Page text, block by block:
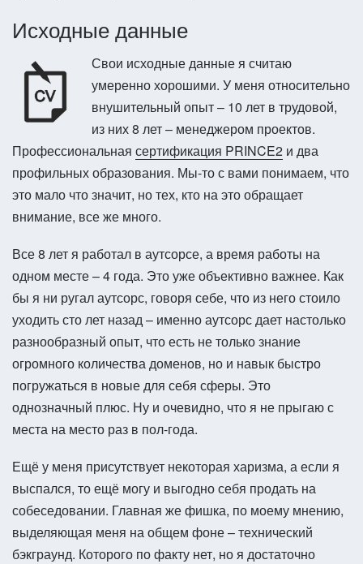
Исходные данные
Свои исходные данные я считаю
умеренно хорошими. У меня относительно
внушительный опыт – 10 лет в трудовой,
из них 8 лет – менеджером проектов.
Профессиональная сертификация PRINCE2 и два
профильных образования. Мы-то с вами понимаем, что
это мало что значит, но тех, кто на это обращает
внимание, все же много.
Все 8 лет я работал в аутсорсе, а время работы на
одном месте – 4 года. Это уже объективно важнее. Как
бы я ни ругал аутсорс, говоря себе, что из него стоило
уходить сто лет назад – именно аутсорс дает настолько
разнообразный опыт, что есть не только знание
огромного количества доменов, но и навык быстро
погружаться в новые для себя сферы. Это
однозначный плюс. Ну и очевидно, что я не прыгаю с
места на место раз в пол-года.
Ещё у меня присутствует некоторая харизма, а если я
выспался, то ещё могу и выгодно себя продать на
собеседовании. Главная же фишка, по моему мнению,
выделяющая меня на общем фоне – технический
бэкграунд. Которого по факту нет, но я достаточно